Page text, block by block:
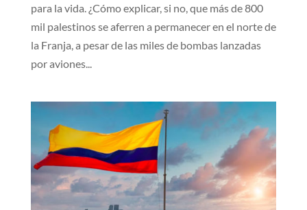
para la vida. ¿Cómo explicar, si no, que más de 800
mil palestinos se aferren a permanecer en el norte de
la Franja, a pesar de las miles de bombas lanzadas
por aviones...